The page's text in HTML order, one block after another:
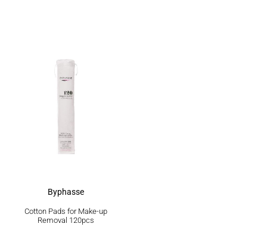
Byphasse
Cotton Pads for Make-up
Removal 120pcs